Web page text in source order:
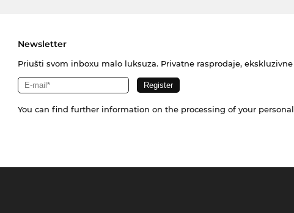
Newsletter
Priušti svom inboxu malo luksuza. Privatne rasprodaje,
You can find further information on the processing of your